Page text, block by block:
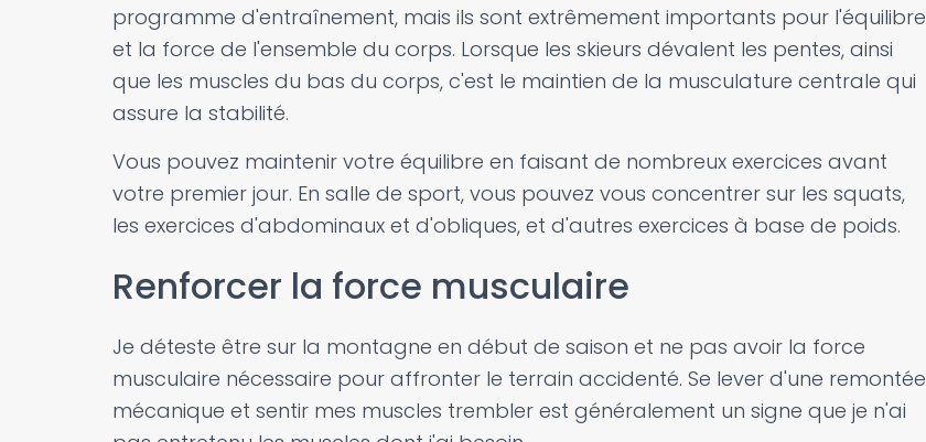
programme d'entraînement, mais ils sont extrêmement importants pour l'équilibre
et la force de l'ensemble du corps. Lorsque les skieurs dévalent les pentes, ainsi
que les muscles du bas du corps, c'est le maintien de la musculature centrale qui
assure la stabilité.
Vous pouvez maintenir votre équilibre en faisant de nombreux exercices avant
votre premier jour. En salle de sport, vous pouvez vous concentrer sur les squats,
les exercices d'abdominaux et d'obliques, et d'autres exercices à base de poids.
Renforcer la force musculaire
Je déteste être sur la montagne en début de saison et ne pas avoir la force
musculaire nécessaire pour affronter le terrain accidenté. Se lever d'une remontée
mécanique et sentir mes muscles trembler est généralement un signe que je n'ai